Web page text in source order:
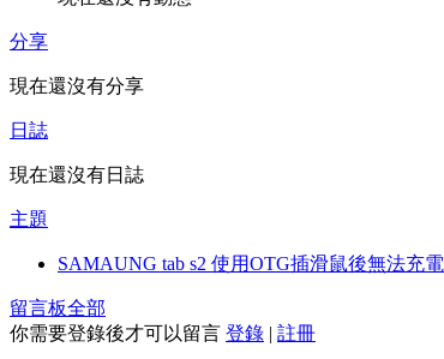
分享
現在還沒有分享
日誌
現在還沒有日誌
主題
SAMAUNG tab s2 使用OTG插滑鼠後無法充電
留言板全部
你需要登錄後才可以留言 登錄 | 註冊